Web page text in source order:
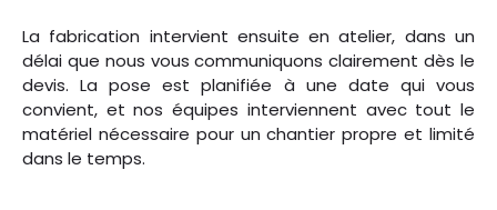
La fabrication intervient ensuite en atelier, dans un
délai que nous vous communiquons clairement dès le
devis. La pose est planifiée à une date qui vous
convient, et nos équipes interviennent avec tout le
matériel nécessaire pour un chantier propre et limité
dans le temps.